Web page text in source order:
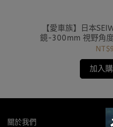
【愛車族】日本
鏡-300mm 視野角度更寬 ｜無框平面藍
鏡-
加入
關於我們